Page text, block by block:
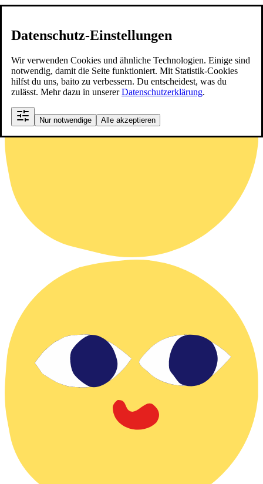
Datenschutz-Einstellungen
Wir verwenden Cookies und ähnliche Technologien. Einige sind
notwendig, damit die Seite funktioniert. Mit Statistik-Cookies
hilfst du uns, baito zu verbessern. Du entscheidest, was du
zulässt. Mehr dazu in unsererDatenschutzerklärung.
Nur notwendige Alle akzeptieren